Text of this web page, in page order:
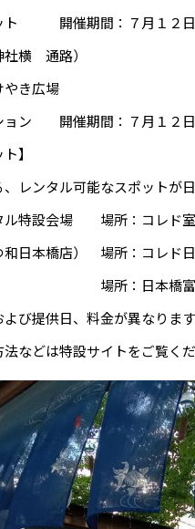
ト 開催期間：７月１２日
横 通路）
き広場
ン 開催期間：７月１２日
】
レンタル可能なスポットが日
特設会場 場所：コレド室
日本橋店） 場所：コレド
：日本橋富沢町６
び提供日、料金が異なります
などは特設サイトをご覧くだ